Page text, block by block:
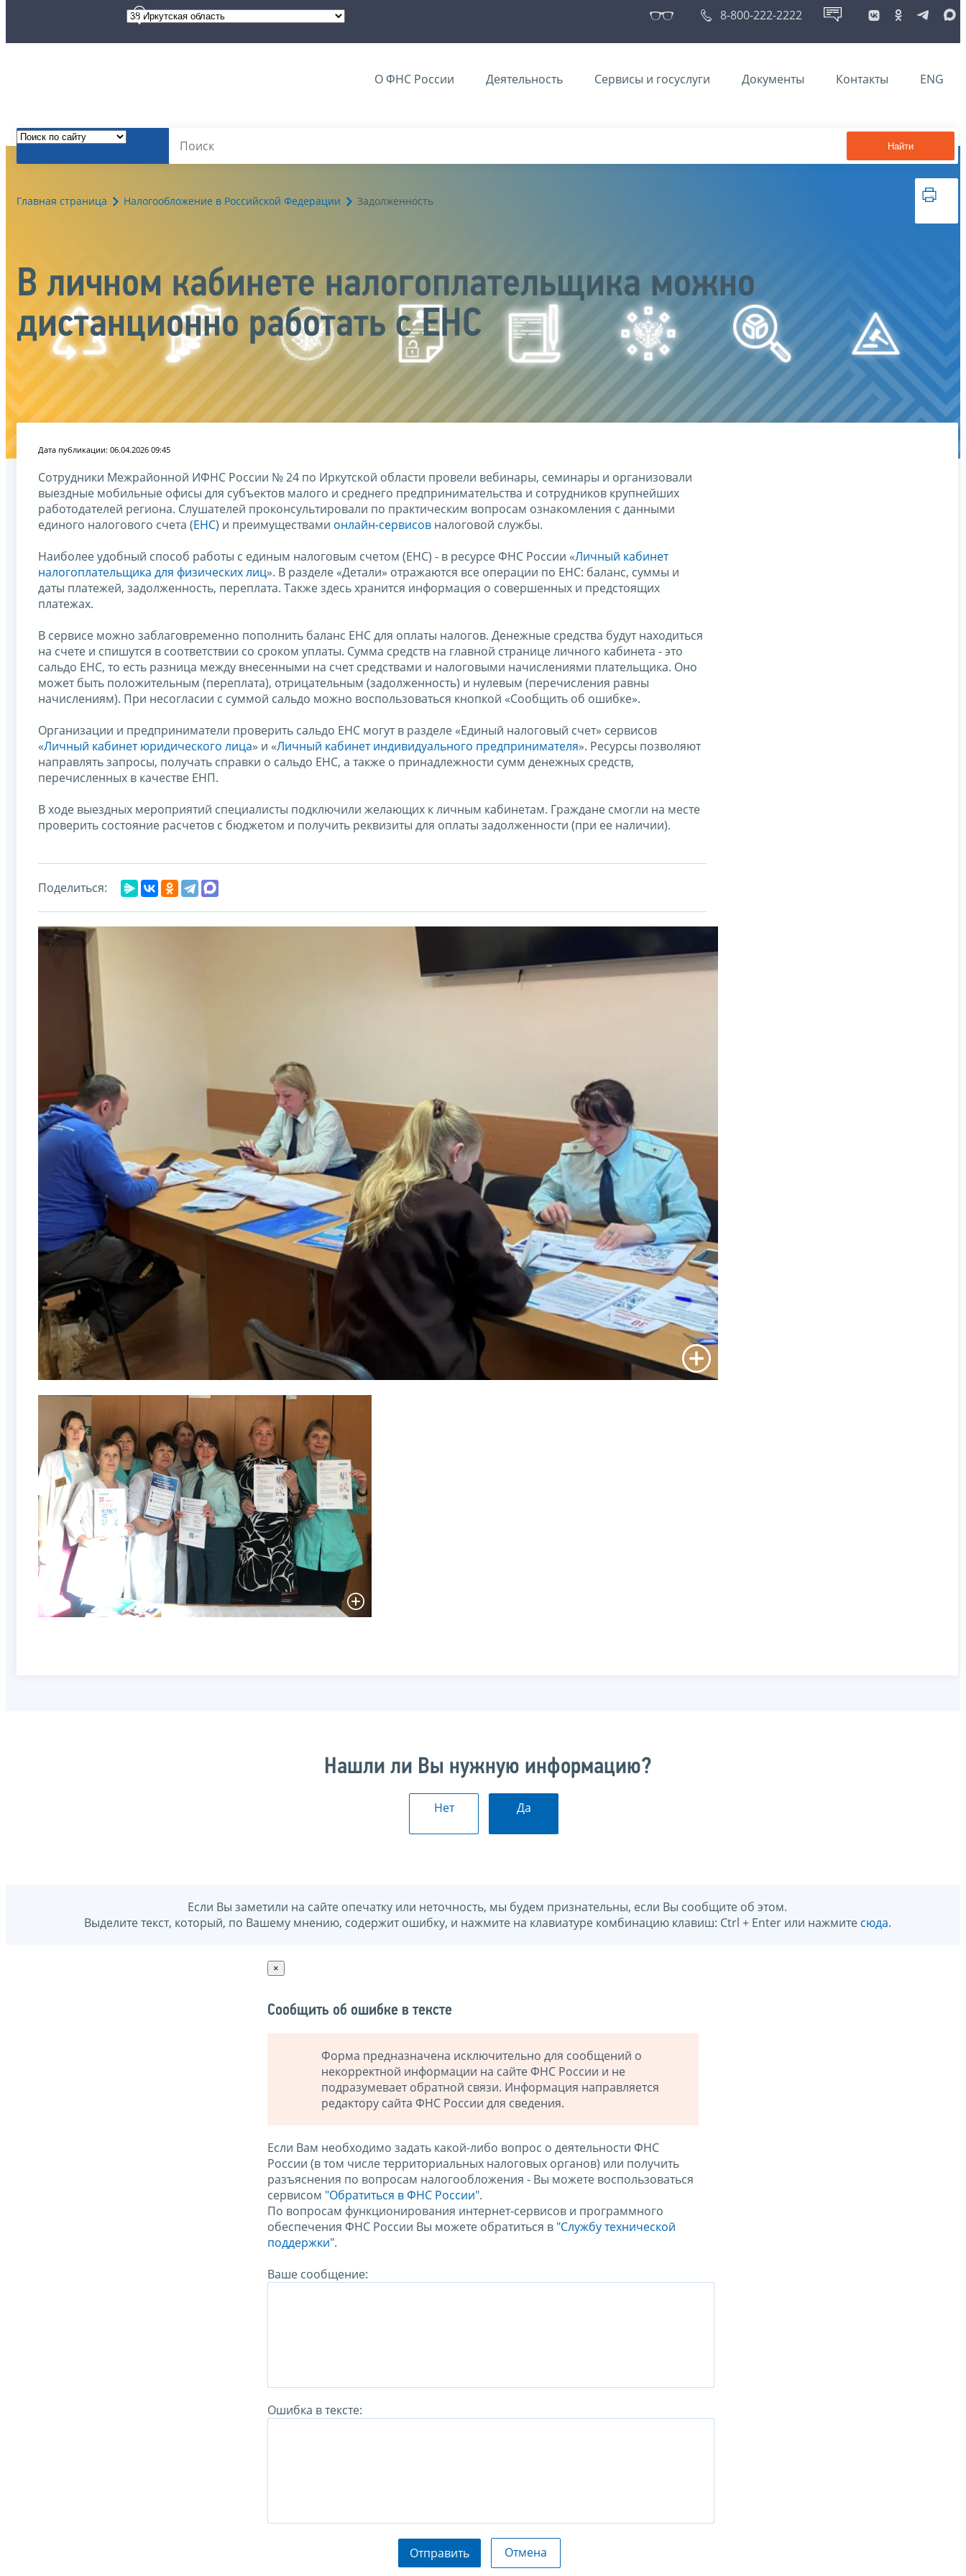
8-800-222-2222
О ФНС России Деятельность Сервисы и госуслуги Документы Контакты ENG
Найти
Главная страница Налогообложение в Российской Федерации Задолженность
В личном кабинете налогоплательщика можно
дистанционно работать с ЕНС
Дата публикации: 06.04.2026 09:45
Сотрудники Межрайонной ИФНС России № 24 по Иркутской области провели вебинары, семинары и организовали
выездные мобильные офисы для субъектов малого и среднего предпринимательства и сотрудников крупнейших
работодателей региона. Слушателей проконсультировали по практическим вопросам ознакомления с данными
единого налогового счета (ЕНС) и преимуществами онлайн-сервисов налоговой службы.
Наиболее удобный способ работы с единым налоговым счетом (ЕНС) - в ресурсе ФНС России «Личный кабинет
налогоплательщика для физических лиц». В разделе «Детали» отражаются все операции по ЕНС: баланс, суммы и
даты платежей, задолженность, переплата. Также здесь хранится информация о совершенных и предстоящих
платежах.
В сервисе можно заблаговременно пополнить баланс ЕНС для оплаты налогов. Денежные средства будут находиться
на счете и спишутся в соответствии со сроком уплаты. Сумма средств на главной странице личного кабинета - это
сальдо ЕНС, то есть разница между внесенными на счет средствами и налоговыми начислениями плательщика. Оно
может быть положительным (переплата), отрицательным (задолженность) и нулевым (перечисления равны
начислениям). При несогласии с суммой сальдо можно воспользоваться кнопкой «Сообщить об ошибке».
Организации и предприниматели проверить сальдо ЕНС могут в разделе «Единый налоговый счет» сервисов
«Личный кабинет юридического лица» и «Личный кабинет индивидуального предпринимателя». Ресурсы позволяют
направлять запросы, получать справки о сальдо ЕНС, а также о принадлежности сумм денежных средств,
перечисленных в качестве ЕНП.
В ходе выездных мероприятий специалисты подключили желающих к личным кабинетам. Граждане смогли на месте
проверить состояние расчетов с бюджетом и получить реквизиты для оплаты задолженности (при ее наличии).
Поделиться:
Нашли ли Вы нужную информацию?
Нет Да
Если Вы заметили на сайте опечатку или неточность, мы будем признательны, если Вы сообщите об этом.
Выделите текст, который, по Вашему мнению, содержит ошибку, и нажмите на клавиатуре комбинацию клавиш: Ctrl + Enter или нажмите сюда.
×
Сообщить об ошибке в тексте
Форма предназначена исключительно для сообщений о
некорректной информации на сайте ФНС России и не
подразумевает обратной связи. Информация направляется
редактору сайта ФНС России для сведения.
Если Вам необходимо задать какой-либо вопрос о деятельности ФНС
России (в том числе территориальных налоговых органов) или получить
разъяснения по вопросам налогообложения - Вы можете воспользоваться
сервисом "Обратиться в ФНС России".
По вопросам функционирования интернет-сервисов и программного
обеспечения ФНС России Вы можете обратиться в "Службу технической
поддержки".
Ваше сообщение:
Ошибка в тексте:
Отправить Отмена